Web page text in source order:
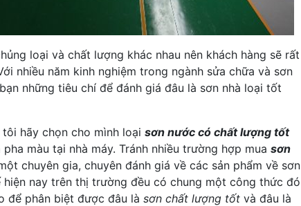
loại và chất lượng khác nhau nên khách hàng sẽ rất
nhiều năm kinh nghiệm trong ngành sửa chữa và sơn
những tiêu chí để đánh giá đâu là sơn nhà loại tốt
hãy chọn cho mình loại sơn nước có chất lượng tốt
màu tại nhà máy. Tránh nhiều trường hợp mua sơn
chuyên gia, chuyên đánh giá về các sản phẩm về sơn
nay trên thị trường đều có chung một công thức đó
để phân biệt được đâu là sơn chất lượng tốt và đâu là